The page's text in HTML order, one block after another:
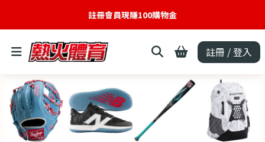
註冊會員現賺100購物金
註冊 / 登入